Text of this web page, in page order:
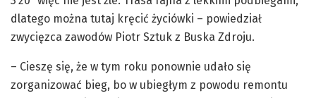
dlatego można tutaj kręcić życiówki – powiedział
zwycięzca zawodów Piotr Sztuk z Buska Zdroju.
– Cieszę się, że w tym roku ponownie udało się
zorganizować bieg, bo w ubiegłym z powodu remontu